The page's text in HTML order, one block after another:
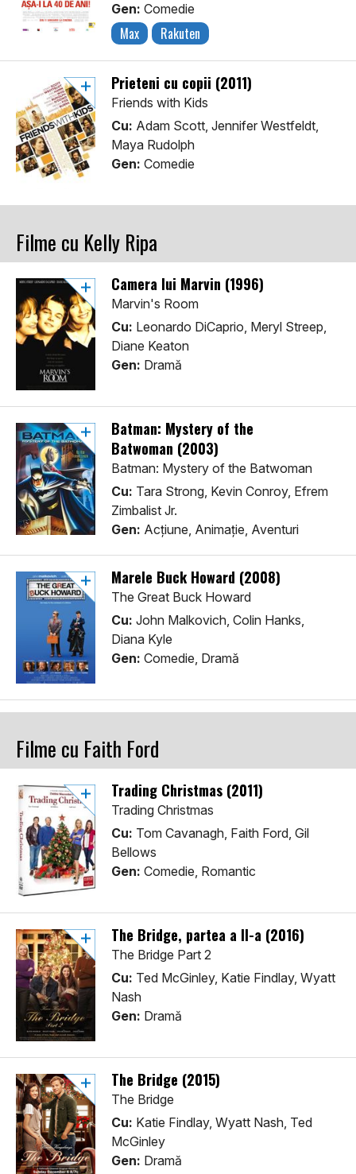
Gen: Comedie
Max Rakuten
Prieteni cu copii (2011)
Friends with Kids
Cu: Adam Scott, Jennifer Westfeldt,
Maya Rudolph
Gen: Comedie
Filme cu Kelly Ripa
Camera lui Marvin (1996)
Marvin's Room
Cu: Leonardo DiCaprio, Meryl Streep,
Diane Keaton
Gen: Dramă
Batman: Mystery of the
Batwoman (2003)
Batman: Mystery of the Batwoman
Cu: Tara Strong, Kevin Conroy, Efrem
Zimbalist Jr.
Gen: Acţiune, Animaţie, Aventuri
Marele Buck Howard (2008)
The Great Buck Howard
Cu: John Malkovich, Colin Hanks,
Diana Kyle
Gen: Comedie, Dramă
Filme cu Faith Ford
Trading Christmas (2011)
Trading Christmas
Cu: Tom Cavanagh, Faith Ford, Gil
Bellows
Gen: Comedie, Romantic
The Bridge, partea a II-a (2016)
The Bridge Part 2
Cu: Ted McGinley, Katie Findlay, Wyatt
Nash
Gen: Dramă
The Bridge (2015)
The Bridge
Cu: Katie Findlay, Wyatt Nash, Ted
McGinley
Gen: Dramă